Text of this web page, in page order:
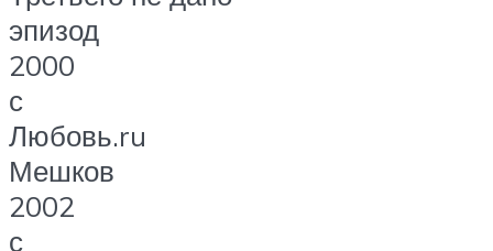
эпизод
2000
с
Любовь.ru
Мешков
2002
с